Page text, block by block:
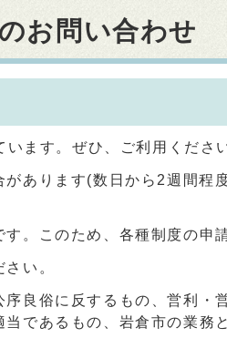
お問い合わせ
ます。ぜひ、ご利用くださ
あります(数日から2週間程
。このため、各種制度の申
い。
良俗に反するもの、営利・
であるもの、岩倉市の業務